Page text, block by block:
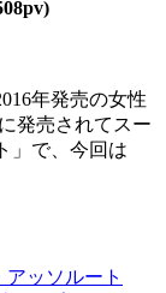
年発売の女性
発売されてスー
」で、今回は
ッソルート